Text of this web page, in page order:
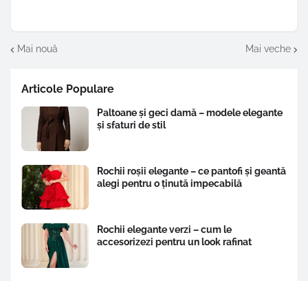
Mai nouă Mai veche
Articole Populare
Paltoane și geci damă – modele elegante
și sfaturi de stil
Rochii roșii elegante – ce pantofi și geantă
alegi pentru o ținută impecabilă
Rochii elegante verzi – cum le
accesorizezi pentru un look rafinat